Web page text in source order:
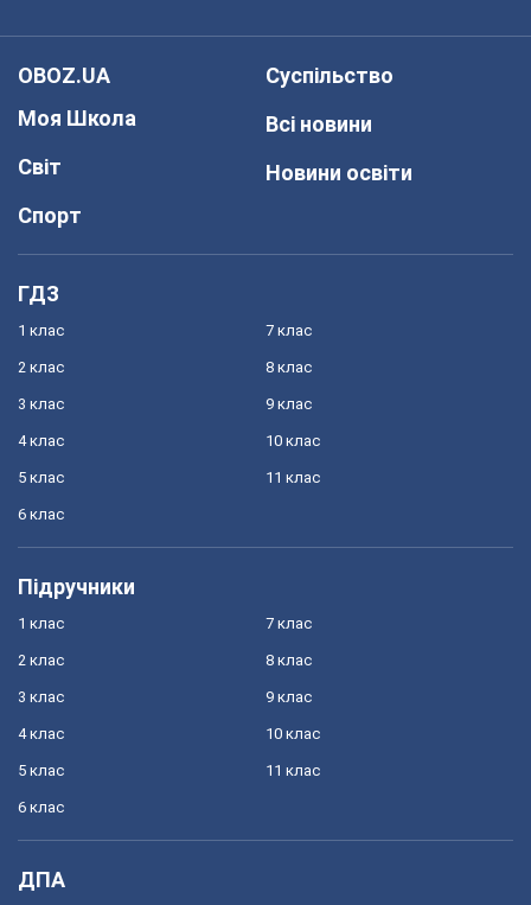
OBOZ.UA
Моя Школа
Світ
Спорт
Суспільство
Всі новини
Новини освіти
ГДЗ
1 клас
2 клас
3 клас
4 клас
5 клас
6 клас
7 клас
8 клас
9 клас
10 клас
11 клас
Підручники
1 клас
2 клас
3 клас
4 клас
5 клас
6 клас
7 клас
8 клас
9 клас
10 клас
11 клас
ДПА